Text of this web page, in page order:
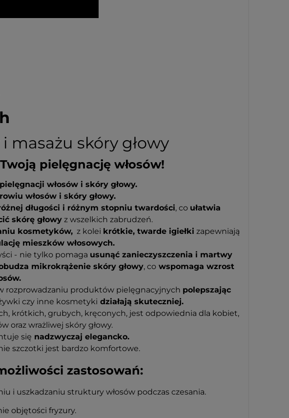
masażu skóry głowy
pielęgnację włosów!
włosów i skóry głowy.
włosów i skóry głowy.
długości i różnym stopniu twardości, co ułatwia
skórę głowyz wszelkich zabrudzeń.
kosmetyków, z kolei krótkie, twarde igiełki zapewniają
mieszków włosowych.
- nie tylko pomaga usunąć zanieczyszczenia i martwy
mikrokrążenie skóry głowy, co wspomaga wzrost
rozprowadzaniu produktów pielęgnacyjnych polepszając
czy inne kosmetyki działają skuteczniej.
krótkich, grubych, kręconych, jest odpowiednia dla kobiet,
oraz wrażliwej skóry głowy.
się nadzwyczaj elegancko.
szczotki jest bardzo komfortowe.
zastosowań:
i uszkadzaniu struktury włosów podczas czesania.
objętości fryzury.